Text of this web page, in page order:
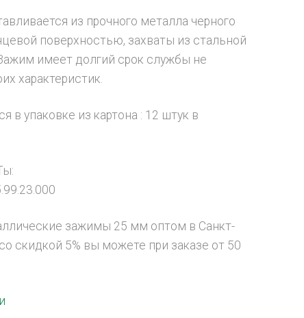
из прочного металла черного
поверхностью, захваты из стальной
имеет долгий срок службы не
характеристик.
в упаковке из картона : 12 штук в
зажимы 25 мм оптом в Санкт-
скидкой 5% вы можете при заказе от 50